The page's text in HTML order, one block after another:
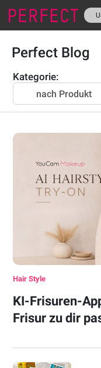
Perfect Blog
Kategorie:
nach Produkt
Hair Style
KI-Frisuren-
Frisur zu dir